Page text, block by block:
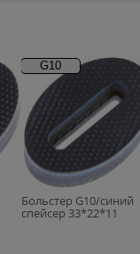
G10
Больстер G10/синий
спейсер 33*22*11